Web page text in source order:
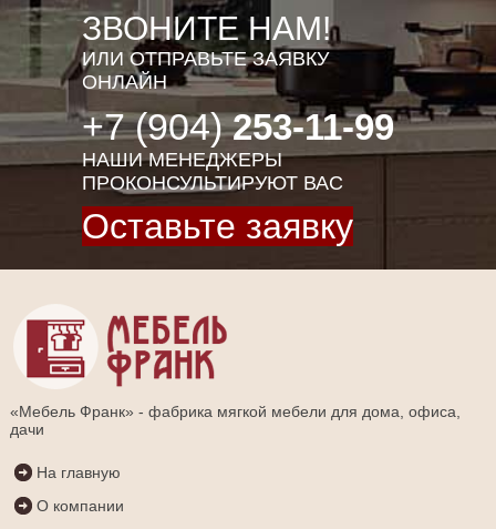
ЗВОНИТЕ НАМ!
ИЛИ ОТПРАВЬТЕ ЗАЯВКУ
ОНЛАЙН
+7 (904)253-11-99
НАШИ МЕНЕДЖЕРЫ
ПРОКОНСУЛЬТИРУЮТ ВАС
Оставьте заявку
«Мебель Франк» - фабрика мягкой мебели для дома, офиса,
дачи
На главную
О компании